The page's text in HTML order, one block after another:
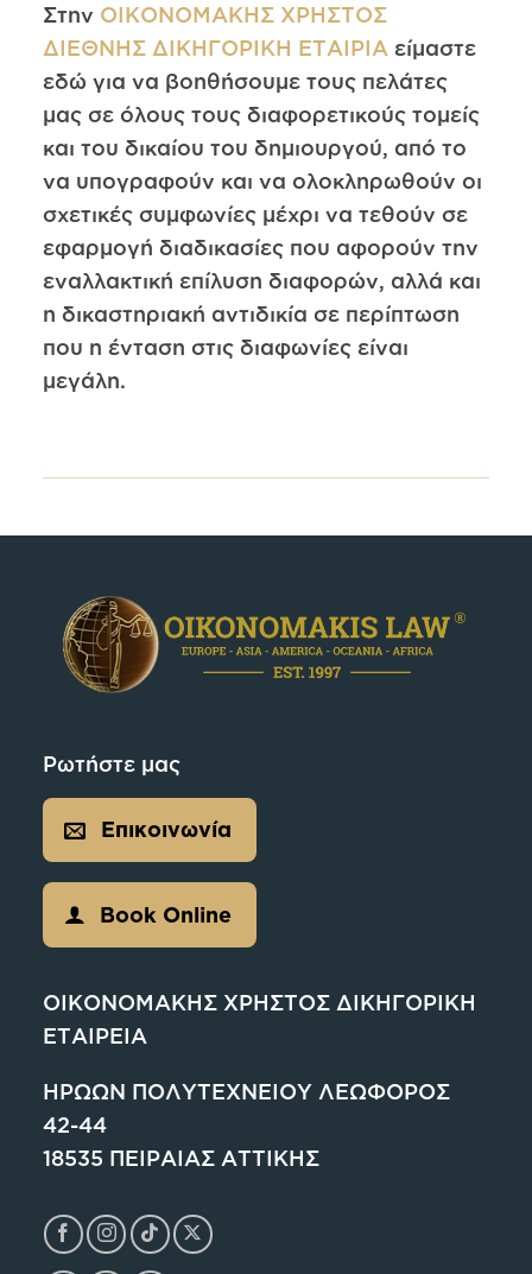
Στην ΟΙΚΟΝΟΜΑΚΗΣ ΧΡΗΣΤΟΣ
ΔΙΕΘΝΗΣ ΔΙΚΗΓΟΡΙΚΗ ΕΤΑΙΡΙΑ είμαστε
εδώ για να βοηθήσουμε τους πελάτες
μας σε όλους τους διαφορετικούς τομείς
και του δικαίου του δημιουργού, από το
να υπογραφούν και να ολοκληρωθούν οι
σχετικές συμφωνίες μέχρι να τεθούν σε
εφαρμογή διαδικασίες που αφορούν την
εναλλακτική επίλυση διαφορών, αλλά και
η δικαστηριακή αντιδικία σε περίπτωση
που η ένταση στις διαφωνίες είναι
μεγάλη.
Ρωτήστε μας
Επικοινωνία
Book Online
ΟΙΚΟΝΟΜΑΚΗΣ ΧΡΗΣΤΟΣ ΔΙΚΗΓΟΡΙΚΗ
ΕΤΑΙΡΕΙΑ
ΗΡΩΩΝ ΠΟΛΥΤΕΧΝΕΙΟΥ ΛΕΩΦΟΡΟΣ
42-44
18535 ΠΕΙΡΑΙΑΣ ΑΤΤΙΚΗΣ